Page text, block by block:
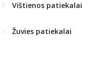
Vištienos patiekalai
Žuvies patiekalai